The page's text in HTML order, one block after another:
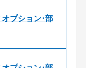
プション･部